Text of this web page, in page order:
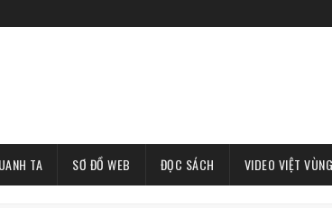
TA SƠ ĐỒ WEB ĐỌC SÁCH VIDEO VIỆT